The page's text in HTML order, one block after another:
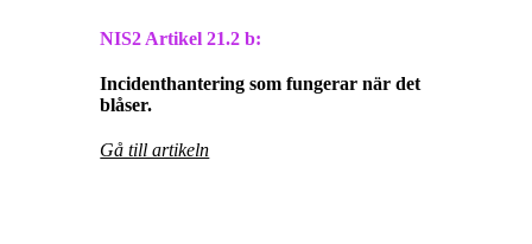
NIS2 Artikel21.2 b:
Incidenthantering som fungerar när det
blåser.
Gå till artikeln